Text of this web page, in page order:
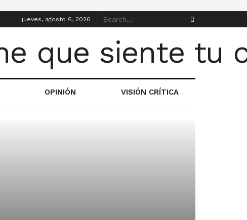
jueves, agosto 6, 2026
OPINIÓN VISIÓN CRÍTICA